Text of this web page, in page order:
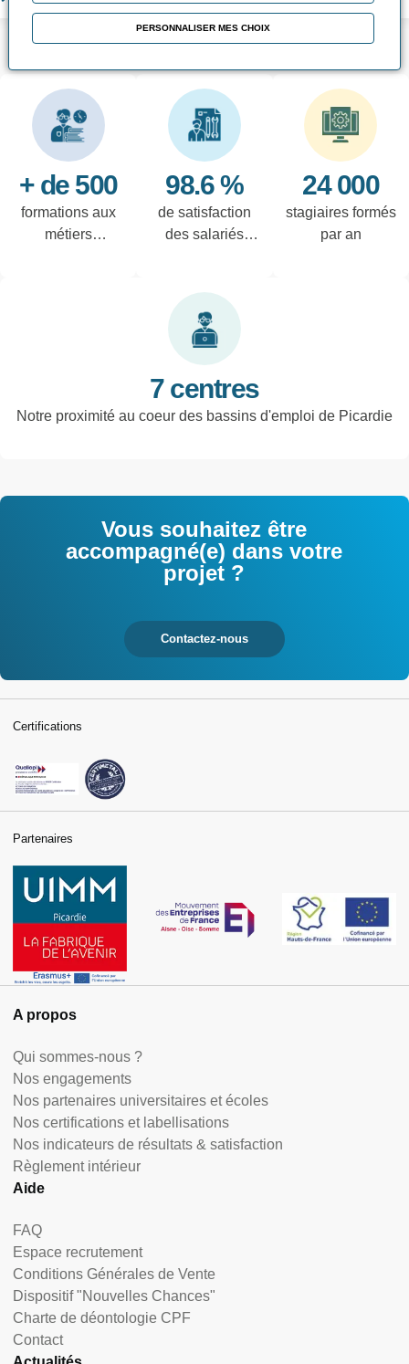
LES POINTS FORTS
+ de 500
formations aux
métiers
98.6 %
de satisfaction
des salariés
24 000
stagiaires formés
par an
7 centres
Notre proximité au coeur des bassins d'emploi de Picardie
Vous souhaitez être
accompagné(e) dans votre
projet ?
Contactez-nous
A propos
Qui sommes-nous ?
Nos engagements
Nos partenaires universitaires et écoles
Nos certifications et labellisations
Nos indicateurs de résultats & satisfaction
Règlement intérieur
Aide
FAQ
Espace recrutement
Conditions Générales de Vente
Dispositif "Nouvelles Chances"
Charte de déontologie CPF
Contact
Certifications
Partenaires
PERSONNALISER MES CHOIX